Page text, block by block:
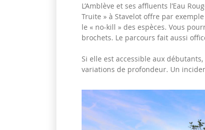
L’Amblève et ses affluents l’Eau
Truite » à Stavelot offre par
le « no-kill » des espèces. Vous
brochets. Le parcours fait aussi
Si elle est accessible aux
variations de profondeur. Un